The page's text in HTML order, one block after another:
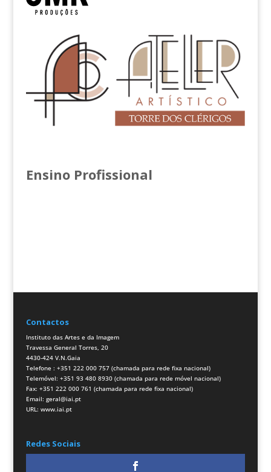
Ensino Profissional
Contactos
Instituto das Artes e da Imagem
Travessa General Torres, 20
4430-424 V.N.Gaia
Telefone : +351 222 000 757 (chamada para rede fixa nacional)
Telemóvel: +351 93 480 8930 (chamada para rede móvel nacional)
Fax: +351 222 000 761 (chamada para rede fixa nacional)
Email: geral@iai.pt
URL: www.iai.pt
Redes Sociais